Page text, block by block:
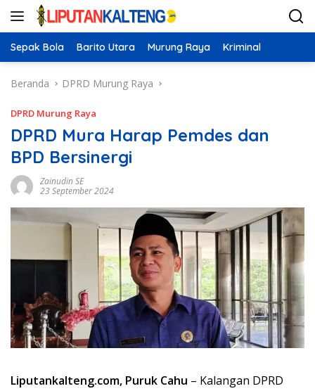
Langsung
Sepak Bola Barito Utara Murung Raya Kriminal
Beranda DPRD Murung Raya
DPRD Murung Raya
DPRD Mura Harap Pemdes dan
BPD Bersinergi
Zainudin SE
23 September 2024
Liputankalteng.com, Puruk Cahu – Kalangan DPRD